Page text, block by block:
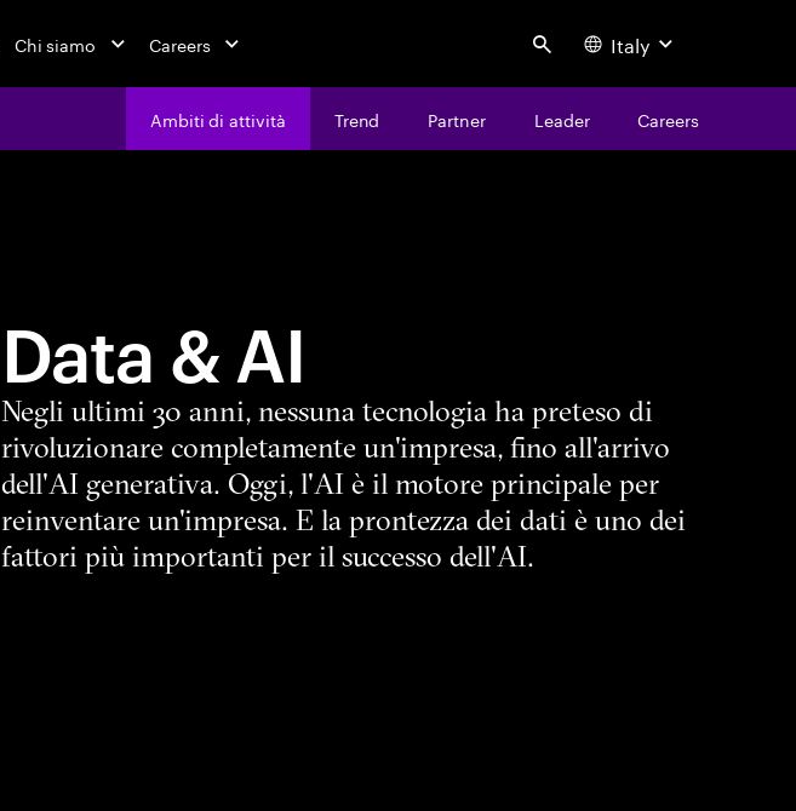
Chi siamo Careers Search Italy
Ambiti di attività Trend Partner Leader Careers
Data & AI
Negli ultimi 30 anni, nessuna tecnologia ha preteso di
rivoluzionare completamente un'impresa, fino all'arrivo
dell'AI generativa. Oggi, l'AI è il motore principale per
reinventare un'impresa. E la prontezza dei dati è uno dei
fattori più importanti per il successo dell'AI.